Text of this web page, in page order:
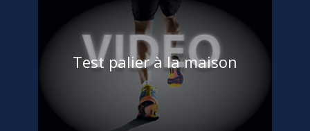
Test palier à la maison
Chebil Ramzi
Pour Elèves Pour Professeurs
SERVICES
monotheisme
physique
test luk leger test navette test palier